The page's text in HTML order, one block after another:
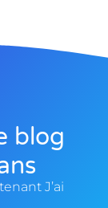
blog
J’ai